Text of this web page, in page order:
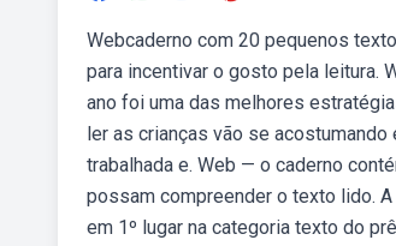
Webcaderno com 20 pequenos
para incentivar o gosto pela leitura.
ano foi uma das melhores
ler as crianças vão se
trabalhada e. Web — o caderno
possam compreender o texto lido.
em 1º lugar na categoria texto do